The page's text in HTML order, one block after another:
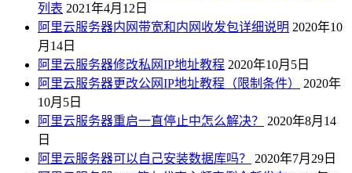
列表 2021年4月12日
阿里云服务器内网带宽和内网收发包详细说明 2020年10
月14日
阿里云服务器修改私网IP地址教程 2020年10月5日
阿里云服务器更改公网IP地址教程（限制条件）
2020年
10月5日
阿里云服务器重启一直停止中怎么解决？
2020年8月14
日
阿里云服务器可以自己安装数据库吗？
2020年7月29日